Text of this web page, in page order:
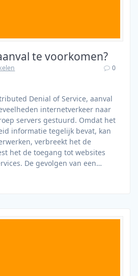
te voorkomen?
0
Denial of Service, aanval
internetverkeer naar
servers gestuurd. Omdat het
informatie tegelijk bevat, kan
verbreekt het de
het de toegang tot websites
De gevolgen van een…